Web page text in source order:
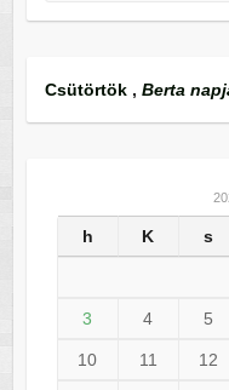
Csütörtök , Berta
h K s
3 4 5
10 11 12